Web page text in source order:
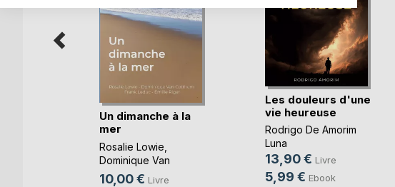
Un dimanche à la
mer
Rosalie Lowie
Dominique Van
Cotthem, ...
10,00 € Livre
Les douleurs d'une
vie heureuse
Rodrigo De Amorim
Luna
13,90 € Livre
5,99 € Ebook